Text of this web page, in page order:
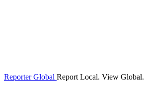
Reporter Global Report Local. View Global.